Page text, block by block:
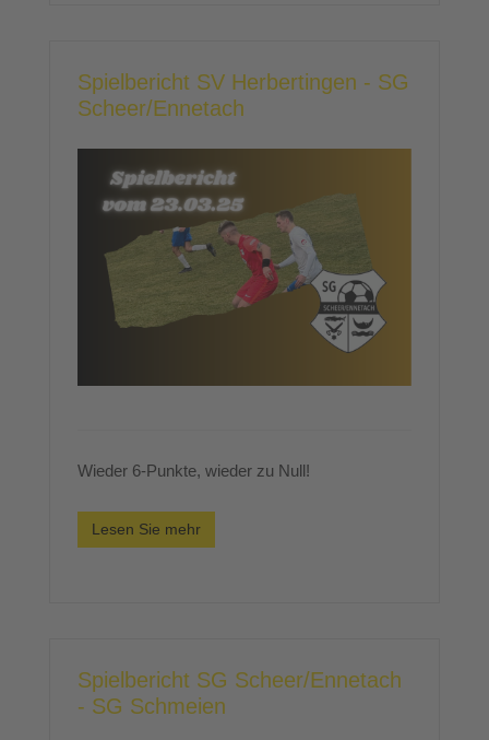
Spielbericht SV Herbertingen - SG
Scheer/Ennetach
Wieder 6-Punkte, wieder zu Null!
Lesen Sie mehr
Spielbericht SG Scheer/Ennetach
- SG Schmeien